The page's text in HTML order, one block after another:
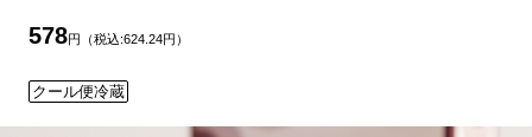
578円（税込:624.24円）
クール便冷蔵